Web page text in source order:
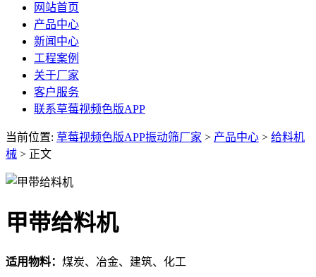
网站首页
产品中心
新闻中心
工程案例
关于厂家
客户服务
联系草莓视频色版APP
当前位置: 草莓视频色版APP振动筛厂家 > 产品中心 > 给料机
械 > 正文
甲带给料机
适用物料： 煤炭、冶金、建筑、化工